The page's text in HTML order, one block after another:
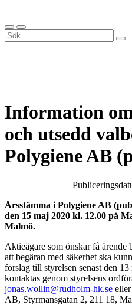
Information
och utsedd
Polygiene AB
Årsstämma i Polygiene AB
den 15 maj 2020 kl. 12.00 på
Malmö.
Aktieägare som önskar få ärende
att begäran med säkerhet ska
förslag till styrelsen senast den
kontaktas genom styrelsens
jonas.wollin@rudholm-hk.se
AB, Styrmansgatan 2, 211 18,